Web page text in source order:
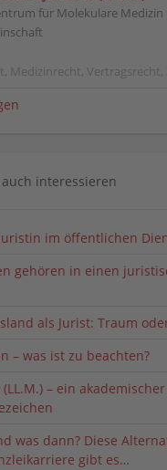
für Molekulare Medizin
Medizinrecht, Vertragsrecht,
interessieren
im öffentlichen
gehören in einen
als Jurist: Traum
– was ist zu beachten?
– ein
was dann? Diese
gibt es…